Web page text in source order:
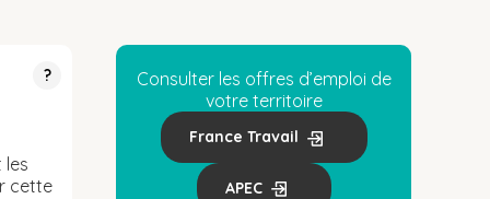
?
les
cette
Consulter les offres d’emploi de
votre territoire
France Travail
APEC